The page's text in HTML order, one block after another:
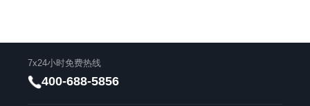
7x24小时免费热线
400-688-5856